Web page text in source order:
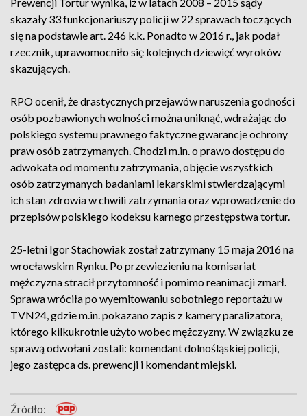
skazały 33 funkcjonariuszy policji w 22 sprawach toczących
się na podstawie art. 246 k.k. Ponadto w 2016 r., jak podał
rzecznik, uprawomocniło się kolejnych dziewięć wyroków
skazujących.
RPO ocenił, że drastycznych przejawów naruszenia godności
osób pozbawionych wolności można uniknąć, wdrażając do
polskiego systemu prawnego faktyczne gwarancje ochrony
praw osób zatrzymanych. Chodzi m.in. o prawo dostępu do
adwokata od momentu zatrzymania, objęcie wszystkich
osób zatrzymanych badaniami lekarskimi stwierdzającymi
ich stan zdrowia w chwili zatrzymania oraz wprowadzenie do
przepisów polskiego kodeksu karnego przestępstwa tortur.
25-letni Igor Stachowiak został zatrzymany 15 maja 2016 na
wrocławskim Rynku. Po przewiezieniu na komisariat
mężczyzna stracił przytomność i pomimo reanimacji zmarł.
Sprawa wróciła po wyemitowaniu sobotniego reportażu w
TVN24, gdzie m.in. pokazano zapis z kamery paralizatora,
którego kilkukrotnie użyto wobec mężczyzny. W związku ze
sprawą odwołani zostali: komendant dolnośląskiej policji,
jego zastępca ds. prewencji i komendant miejski.
Źródło: